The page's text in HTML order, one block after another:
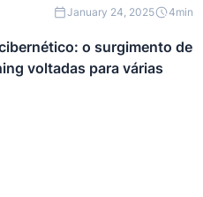
January 24, 2025 4min
o surgimento de
voltadas para várias